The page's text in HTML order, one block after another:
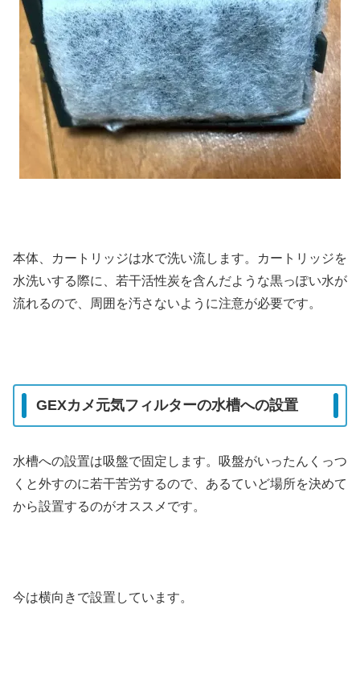
本体、カートリッジは水で洗い流します。カートリッジを
水洗いする際に、若干活性炭を含んだような黒っぽい水が
流れるので、周囲を汚さないように注意が必要です。
GEXカメ元気フィルターの水槽への設置
水槽への設置は吸盤で固定します。吸盤がいったんくっつ
くと外すのに若干苦労するので、あるていど場所を決めて
から設置するのがオススメです。
今は横向きで設置しています。